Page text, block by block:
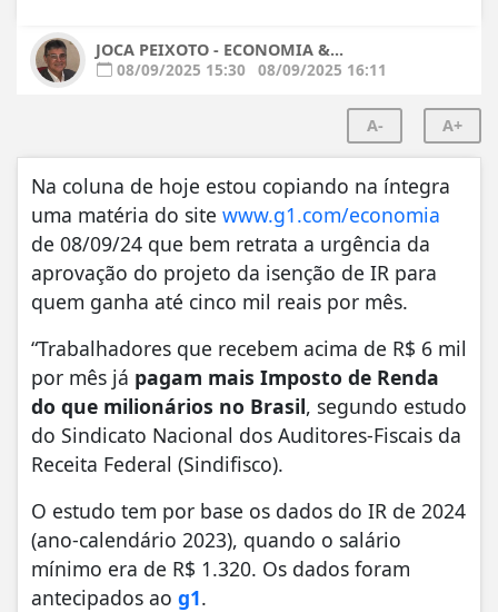
JOCA PEIXOTO - ECONOMIA &...
08/09/2025 15:30
08/09/2025 16:11
A- A+
Na coluna de hoje estou copiando na íntegra
uma matéria do site www.g1.com/economia
de 08/09/24 que bem retrata a urgência da
aprovação do projeto da isenção de IR para
quem ganha até cinco mil reais por mês.
“Trabalhadores que recebem acima de R$ 6 mil
por mês já pagam mais Imposto de Renda
do que milionários no Brasil, segundo estudo
do Sindicato Nacional dos Auditores-Fiscais da
Receita Federal (Sindifisco).
O estudo tem por base os dados do IR de 2024
(ano-calendário 2023), quando o salário
mínimo era de R$ 1.320. Os dados foram
antecipados ao g1.